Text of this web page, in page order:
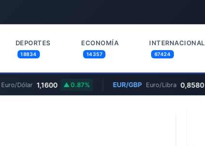
DEPORTES
18834
ECONOMÍA
14357
INTERNACIONAL
67424
Dólar 1,1600 0.87% EUR/GBP Euro/Libra 0,8580